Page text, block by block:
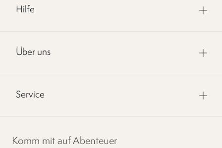
Hilfe
Über uns
Service
Komm mit auf Abenteuer